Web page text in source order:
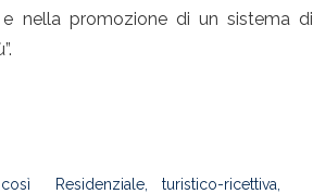
e nella promozione di un sistema di
Residenziale, turistico-ricettiva,